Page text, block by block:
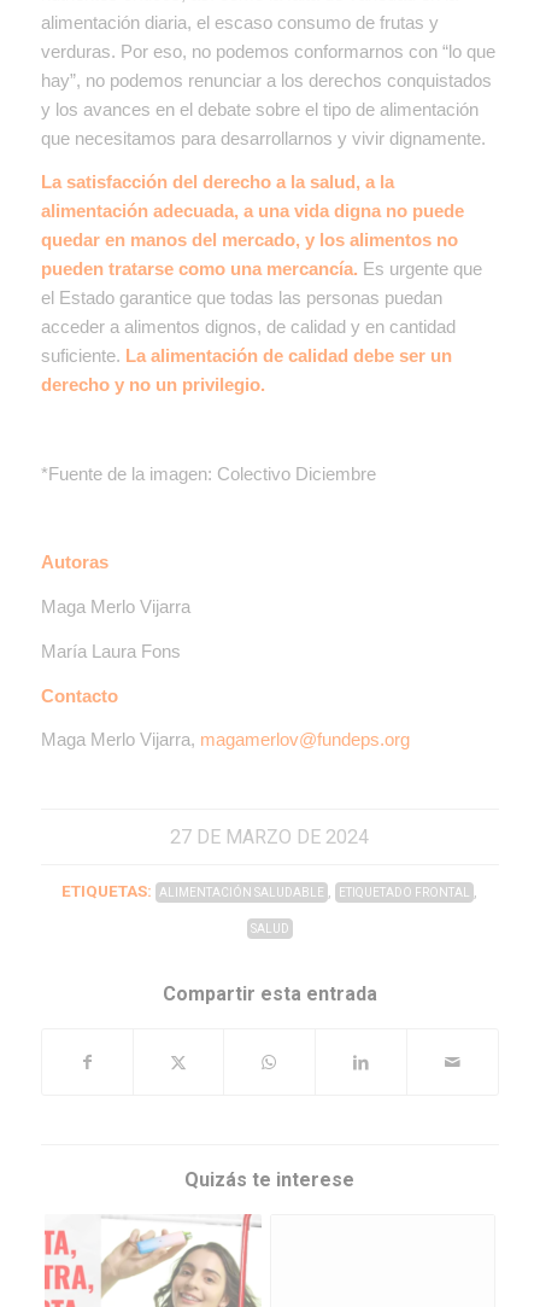
alimentación diaria, el escaso consumo de frutas y
verduras. Por eso, no podemos conformarnos con “lo que
hay”, no podemos renunciar a los derechos conquistados
y los avances en el debate sobre el tipo de alimentación
que necesitamos para desarrollarnos y vivir dignamente.
La satisfacción del derecho a la salud, a la
alimentación adecuada, a una vida digna no puede
quedar en manos del mercado, y los alimentos no
pueden tratarse como una mercancía. Es urgente que
el Estado garantice que todas las personas puedan
acceder a alimentos dignos, de calidad y en cantidad
suficiente. La alimentación de calidad debe ser un
derecho y no un privilegio.
*Fuente de la imagen: Colectivo Diciembre
Autoras
Maga Merlo Vijarra
María Laura Fons
Contacto
Maga Merlo Vijarra, magamerlov@fundeps.org
27 DE MARZO DE 2024
ETIQUETAS: ALIMENTACIÓN SALUDABLE , ETIQUETADO FRONTAL
SALUD
Compartir esta entrada
Quizás te interese